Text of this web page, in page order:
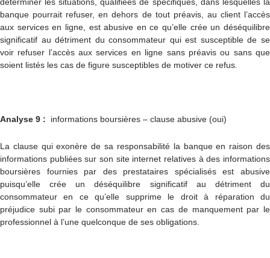
banque pourrait refuser, en dehors de tout préavis, au client l’accès
aux services en ligne, est abusive en ce qu’elle crée un déséquilibre
significatif au détriment du consommateur qui est susceptible de se
voir refuser l’accès aux services en ligne sans préavis ou sans que
soient listés les cas de figure susceptibles de motiver ce refus.
Analyse 9 : informations boursières – clause abusive (oui)
La clause qui exonère de sa responsabilité la banque en raison des
informations publiées sur son site internet relatives à des informations
boursières fournies par des prestataires spécialisés est abusive
puisqu’elle crée un déséquilibre significatif au détriment du
consommateur en ce qu’elle supprime le droit à réparation du
préjudice subi par le consommateur en cas de manquement par le
professionnel à l’une quelconque de ses obligations.